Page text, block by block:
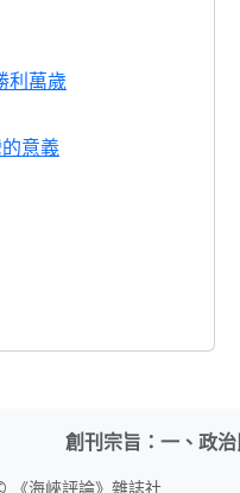
利萬歲
意義
創刊宗旨：一、政
《海峽評論》雜誌社